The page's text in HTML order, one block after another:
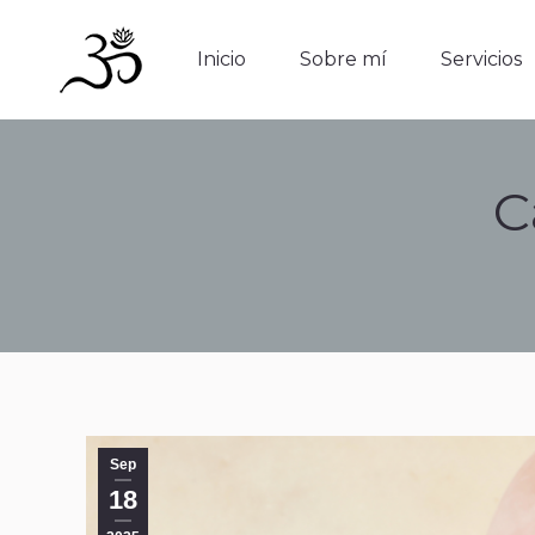
Inicio Sobre mí Servicios
Sep
18